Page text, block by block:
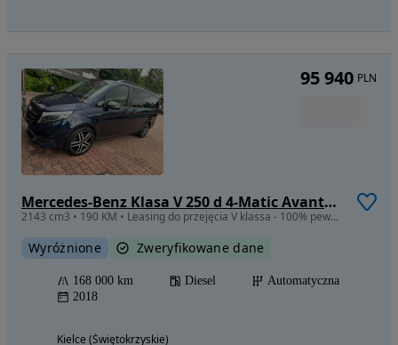
Mercedes-Benz Klasa V 250 d 4-Matic Avantgarde 7G-Tronic
2143 cm3 • 190 KM • Leasing do przejęcia V klassa - 100% pewne auto
Wyróżnione Zweryfikowane dane
168 000 km Diesel
Automatyczna
2018
Kielce (Świętokrzyskie)
95 940 PLN